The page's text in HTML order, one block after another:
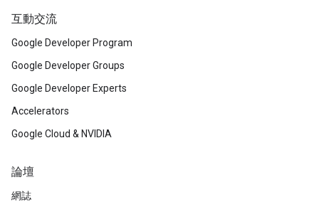
互動交流
Google Developer Program
Google Developer Groups
Google Developer Experts
Accelerators
Google Cloud & NVIDIA
論壇
網誌